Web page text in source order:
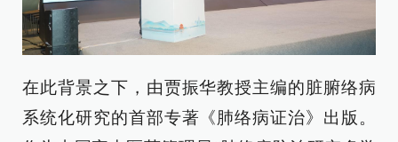
在此背景之下，由贾振华教授主编的脏腑络病
系统化研究的首部专著《肺络病证治》出版。